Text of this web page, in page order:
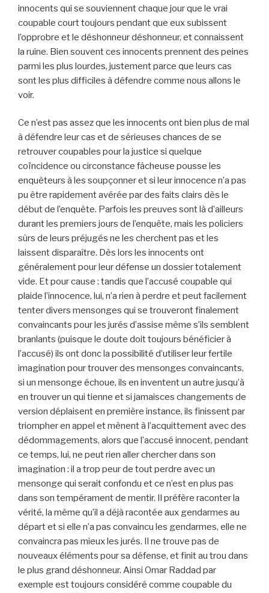
innocents qui se souviennent chaque jour que le vrai
coupable court toujours pendant que eux subissent
l’opprobre et le déshonneur déshonneur, et connaissent
la ruine. Bien souvent ces innocents prennent des peines
parmi les plus lourdes, justement parce que leurs cas
sont les plus difficiles à défendre comme nous allons le
voir.
Ce n’est pas assez que les innocents ont bien plus de mal
à défendre leur cas et de sérieuses chances de se
retrouver coupables pour la justice si quelque
coïncidence ou circonstance fâcheuse pousse les
enquêteurs à les soupçonner et si leur innocence n’a pas
pu être rapidement avérée par des faits clairs dès le
début de l’enquête. Parfois les preuves sont là d’ailleurs
durant les premiers jours de l’enquête, mais les policiers
sûrs de leurs préjugés ne les cherchent pas et les
laissent disparaître. Dès lors les innocents ont
généralement pour leur défense un dossier totalement
vide. Et pour cause : tandis que l’accusé coupable qui
plaide l’innocence, lui, n’a rien à perdre et peut facilement
tenter divers mensonges qui se trouveront finalement
convaincants pour les jurés d’assise même s’ils semblent
branlants (puisque le doute doit toujours bénéficier à
l’accusé) ils ont donc la possibilité d’utiliser leur fertile
imagination pour trouver des mensonges convaincants,
si un mensonge échoue, ils en inventent un autre jusqu’à
en trouver un qui tienne et si jamaisces changements de
version déplaisent en première instance, ils finissent par
triompher en appel et mènent à l’acquittement avec des
dédommagements, alors que l’accusé innocent, pendant
ce temps, lui, ne peut rien aller chercher dans son
imagination : il a trop peur de tout perdre avec un
mensonge qui serait confondu et ce n’est en plus pas
dans son tempérament de mentir. Il préfère raconter la
vérité, la même qu’il a déjà racontée aux gendarmes au
départ et si elle n’a pas convaincu les gendarmes, elle ne
convaincra pas mieux les jurés. Il ne trouve pas de
nouveaux éléments pour sa défense, et finit au trou dans
le plus grand déshonneur. Ainsi Omar Raddad par
exemple est toujours considéré comme coupable du